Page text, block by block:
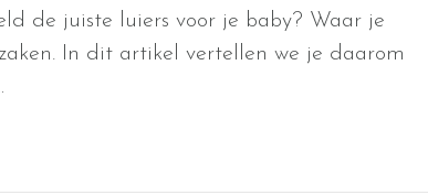
de juiste luiers voor je baby? Waar je
In dit artikel vertellen we je daarom